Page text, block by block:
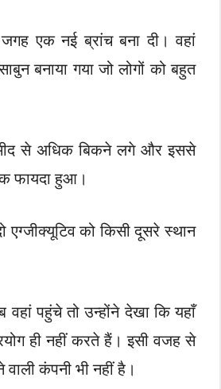
एक नई ब्रांच बना दी। वहां
बनाया गया जो लोगों को बहुत
से अधिक बिकने लगे और इससे
फायदा हुआ।
को किसी दूसरे स्थान
वहां पहुंचे तो उन्होंने देखा कि यहाँ
ही नहीं करते हैं। इसी वजह से
वाली कंपनी भी नहीं है।